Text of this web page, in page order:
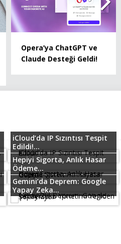
Opera’ya ChatGPT ve
Claude Desteği Geldi!
iCloud’da IP Sızıntısı Tespit
Edildi!...
Hepiyi Sigorta, Anlık Hasar
Ödeme...
Gemini’da Deprem: Google
Yapay Zeka...